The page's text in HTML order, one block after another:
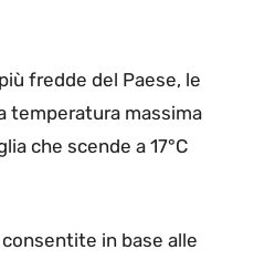
fredde del Paese, le
temperatura massima
che scende a 17°C
in base alle